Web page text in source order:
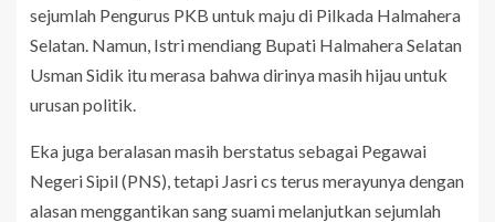
sejumlah Pengurus PKB untuk maju di Pilkada Halmahera
Selatan. Namun, Istri mendiang Bupati Halmahera Selatan
Usman Sidik itu merasa bahwa dirinya masih hijau untuk
urusan politik.
Eka juga beralasan masih berstatus sebagai Pegawai
Negeri Sipil (PNS), tetapi Jasri cs terus merayunya dengan
alasan menggantikan sang suami melanjutkan sejumlah